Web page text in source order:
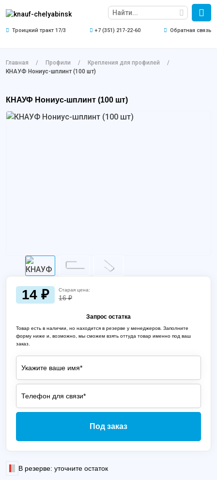
Троицкий тракт 17/3 +7 (351) 217-22-60 Обратная связь
Главная Профили
Крепления для профилей
КНАУФ Нониус-шплинт (100 шт)
КНАУФ Нониус-шплинт (100 шт)
14 ₽ Старая цена:
16 ₽
Запрос остатка
Товар есть в наличии, но находится в резерве у менеджеров. Заполните
форму ниже и, возможно, мы сможем взять оттуда товар именно под ваш
заказ.
Под заказ
В резерве: уточните остаток